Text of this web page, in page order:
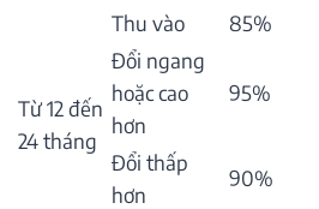
Từ 12 đến
24 tháng
Thu vào
85%
Đổi ngang
hoặc cao
hơn
95%
Đổi thấp
hơn
90%